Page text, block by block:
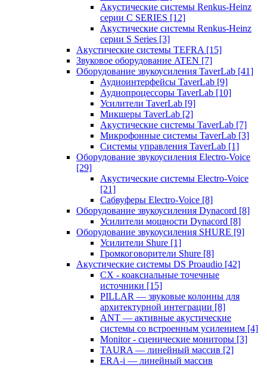
Акустические системы Renkus-Heinz
серии C SERIES [12]
Акустические системы Renkus-Heinz
серии S Series [3]
Акустические системы TEFRA [15]
Звуковое оборудование ATEN [7]
Оборудование звукоусиления TaverLab [41]
Аудиоинтерфейсы TaverLab [9]
Аудиопроцессоры TaverLab [10]
Усилители TaverLab [9]
Микшеры TaverLab [2]
Акустические системы TaverLab [7]
Микрофонные системы TaverLab [3]
Системы управления TaverLab [1]
Оборудование звукоусиления Electro-Voice
[29]
Акустические системы Electro-Voice
[21]
Сабвуферы Electro-Voice [8]
Оборудование звукоусиления Dynacord [8]
Усилители мощности Dynacord [8]
Оборудование звукоусиления SHURE [9]
Усилители Shure [1]
Громкоговорители Shure [8]
Акустические системы DS Proaudio [42]
CX - коаксиальные точечные
источники [15]
PILLAR — звуковые колонны для
архитектурной интеграции [8]
ANT — активные акустические
системы со встроенным усилением [4]
Monitor - сценические мониторы [3]
TAURA — линейный массив [2]
ERA-i — линейный массив